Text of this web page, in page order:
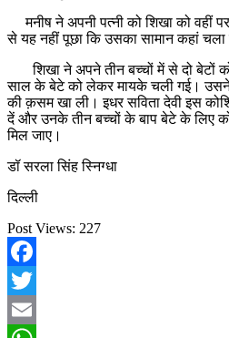
मनीष ने अपनी पत्नी को शिखा को वहीं
से यह नहीं पूछा कि उसका सामान कहां चला
शिखा ने अपने तीन बच्चों में से दो बेटों
साल के बेटे को लेकर मायके चली गई।
की क़सम खा ली। इधर सविता देवी इस
दें और उनके तीन बच्चों के बाप बेटे के लिए
मिल जाए।
डॉ सरला सिंह स्निग्धा
दिल्ली
Post Views: 227
Facebook
Twitter